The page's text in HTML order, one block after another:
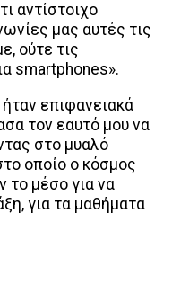
αντίστοιχο
μας αυτές τις
ούτε τις
smartphones».
επιφανειακά
τον εαυτό μου να
στο μυαλό
οποίο ο κόσμος
το μέσο για να
για τα μαθήματα